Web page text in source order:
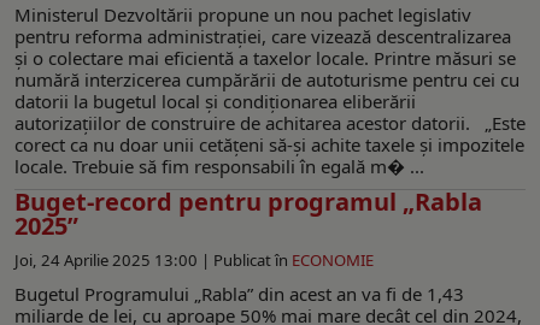
Ministerul Dezvoltării propune un nou pachet legislativ
pentru reforma administrației, care vizează descentralizarea
și o colectare mai eficientă a taxelor locale. Printre măsuri se
numără interzicerea cumpărării de autoturisme pentru cei cu
datorii la bugetul local și condiționarea eliberării
autorizațiilor de construire de achitarea acestor datorii. „Este
corect ca nu doar unii cetăţeni să-şi achite taxele şi impozitele
locale. Trebuie să fim responsabili în egală m� ...
Buget-record pentru programul „Rabla
2025”
Joi, 24 Aprilie 2025 13:00 | Publicat în ECONOMIE
Bugetul Programului „Rabla” din acest an va fi de 1,43
miliarde de lei, cu aproape 50% mai mare decât cel din 2024,